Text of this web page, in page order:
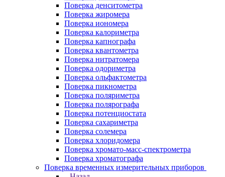
Поверка денситометра
Поверка жиромера
Поверка иономера
Поверка калориметра
Поверка капнографа
Поверка квантометра
Поверка нитратомера
Поверка одориметра
Поверка ольфактометра
Поверка пикнометра
Поверка поляриметра
Поверка полярографа
Поверка потенциостата
Поверка сахариметра
Поверка солемера
Поверка хлоридомера
Поверка хромато-масс-спектрометра
Поверка хроматографа
Поверка временных измерительных приборов